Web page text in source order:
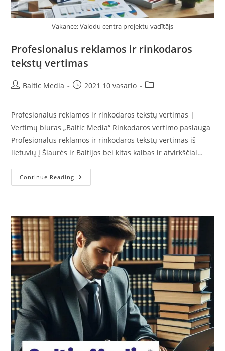
Vakance: Valodu centra projektu vadītājs
Profesionalus reklamos ir rinkodaros
tekstų vertimas
PostBaltic Media
Post2021 10 vasario
Post
Profesionalus reklamos ir rinkodaros tekstų vertimas |
Vertimų biuras „Baltic Media“ Rinkodaros vertimo paslauga
Profesionalus reklamos ir rinkodaros tekstų vertimas iš
lietuvių į Šiaurės ir Baltijos bei kitas kalbas ir atvirkščiai…
Continue Reading Profesionalus
Reklamos